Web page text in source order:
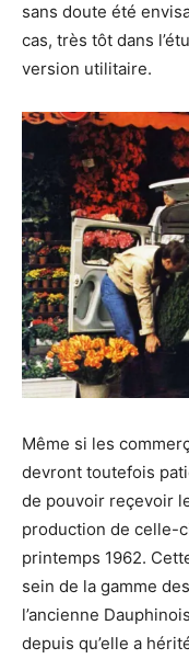
sans doute été
cas, très tôt dans
version utilitaire.
Même si les
devront toutefois
de pouvoir reçevoir
production de celle-
printemps 1962.
sein de la gamme
l’ancienne
depuis qu’elle a